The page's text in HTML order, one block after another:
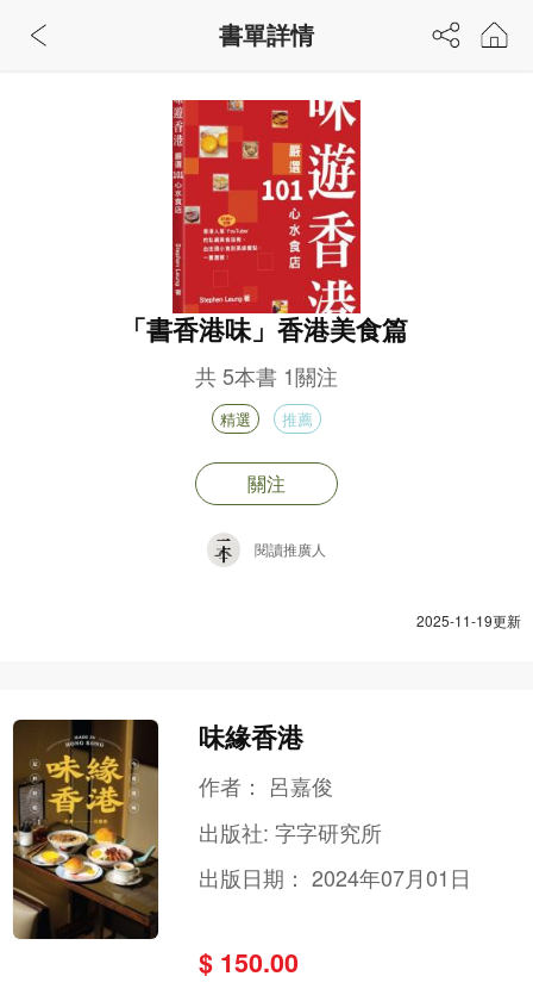
「書香港味」香港美食篇
共5本書 1關注
精選 推薦
關注
閱讀推廣人
2025-11-19更新
味緣香港
作者： 呂嘉俊
出版社:字字研究所
出版日期：2024年07月01日
$ 150.00
書單詳情